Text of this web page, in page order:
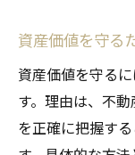
格安物
岡崎市
関係
市場動
資産価値を守る
資産価値を守る
す。理由は、不
を正確に把握す